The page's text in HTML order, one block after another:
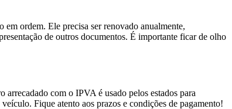
ordem. Ele precisa ser renovado anualmente,
de outros documentos. É importante ficar de olho
com o IPVA é usado pelos estados para
Fique atento aos prazos e condições de pagamento!